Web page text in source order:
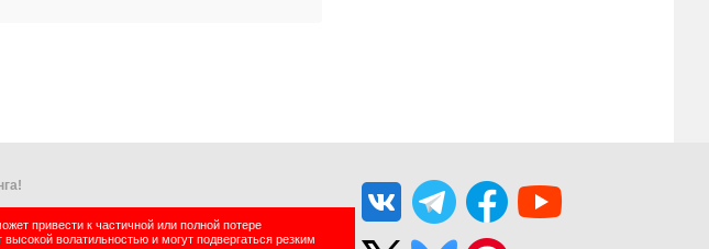
привести к частичной или полной потере
волатильностью и могут подвергаться резким